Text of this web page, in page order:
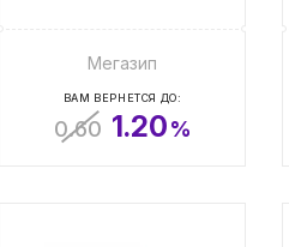
Мегазип
ВАМ ВЕРНЕТСЯ ДО:
0.60 1.20%